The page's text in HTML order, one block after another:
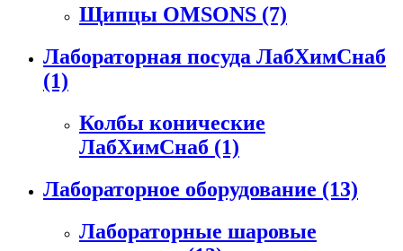
Щипцы OMSONS (7)
Лабораторная посуда ЛабХимСнаб
(1)
Колбы конические
ЛабХимСнаб (1)
Лабораторное оборудование (13)
Лабораторные шаровые